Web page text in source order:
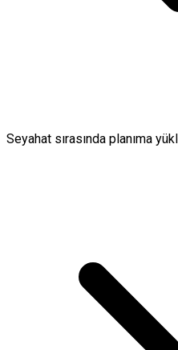
Seyahat sırasında planıma